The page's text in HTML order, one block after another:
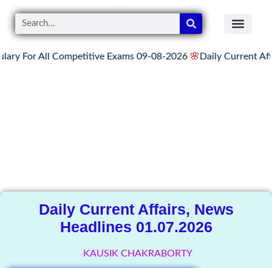
Competitive Exams 09-08-2026🌸Daily Current Affairs,
Daily Current Affairs, News
Headlines 01.07.2026
KAUSIK CHAKRABORTY